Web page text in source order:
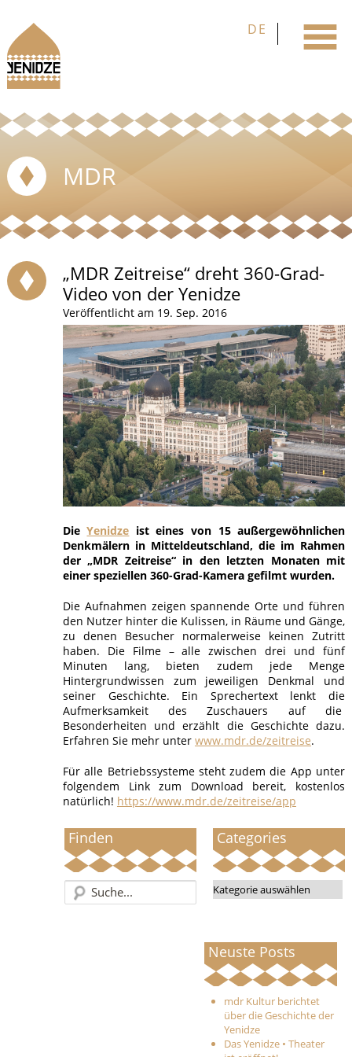
MDR
„MDR Zeitreise“ dreht 360-Grad-
Video von der Yenidze
Veröffentlicht am 19. Sep. 2016
DieYenidze ist eines von 15 außergewöhnlichen
Denkmälern in Mitteldeutschland, die im Rahmen
der „MDR Zeitreise“ in den letzten Monaten mit
einer speziellen 360-Grad-Kamera gefilmt wurden.
Die Aufnahmen zeigen spannende Orte und führen
den Nutzer hinter die Kulissen, in Räume und Gänge,
zu denen Besucher normalerweise keinen Zutritt
haben. Die Filme – alle zwischen drei und fünf
Minuten lang, bieten zudem jede Menge
Hintergrundwissen zum jeweiligen Denkmal und
seiner Geschichte. Ein Sprechertext lenkt die
Aufmerksamkeit des Zuschauers auf die
Besonderheiten und erzählt die Geschichte dazu.
Erfahren Sie mehr unter www.mdr.de/zeitreise.
Für alle Betriebssysteme steht zudem die App unter
folgendem Link zum Download bereit, kostenlos
natürlich! https://www.mdr.de/zeitreise/app
Finden Categories
Categories
Neuste Posts
mdr Kultur berichtet
über die Geschichte der
Yenidze
Das Yenidze • Theater